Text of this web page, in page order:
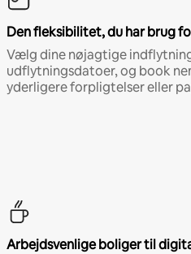
Den fleksibilitet, du har brug
Vælg dine nøjagtige
udflytningsdatoer, og book
yderligere forpligtelser eller
Arbejdsvenlige boliger til